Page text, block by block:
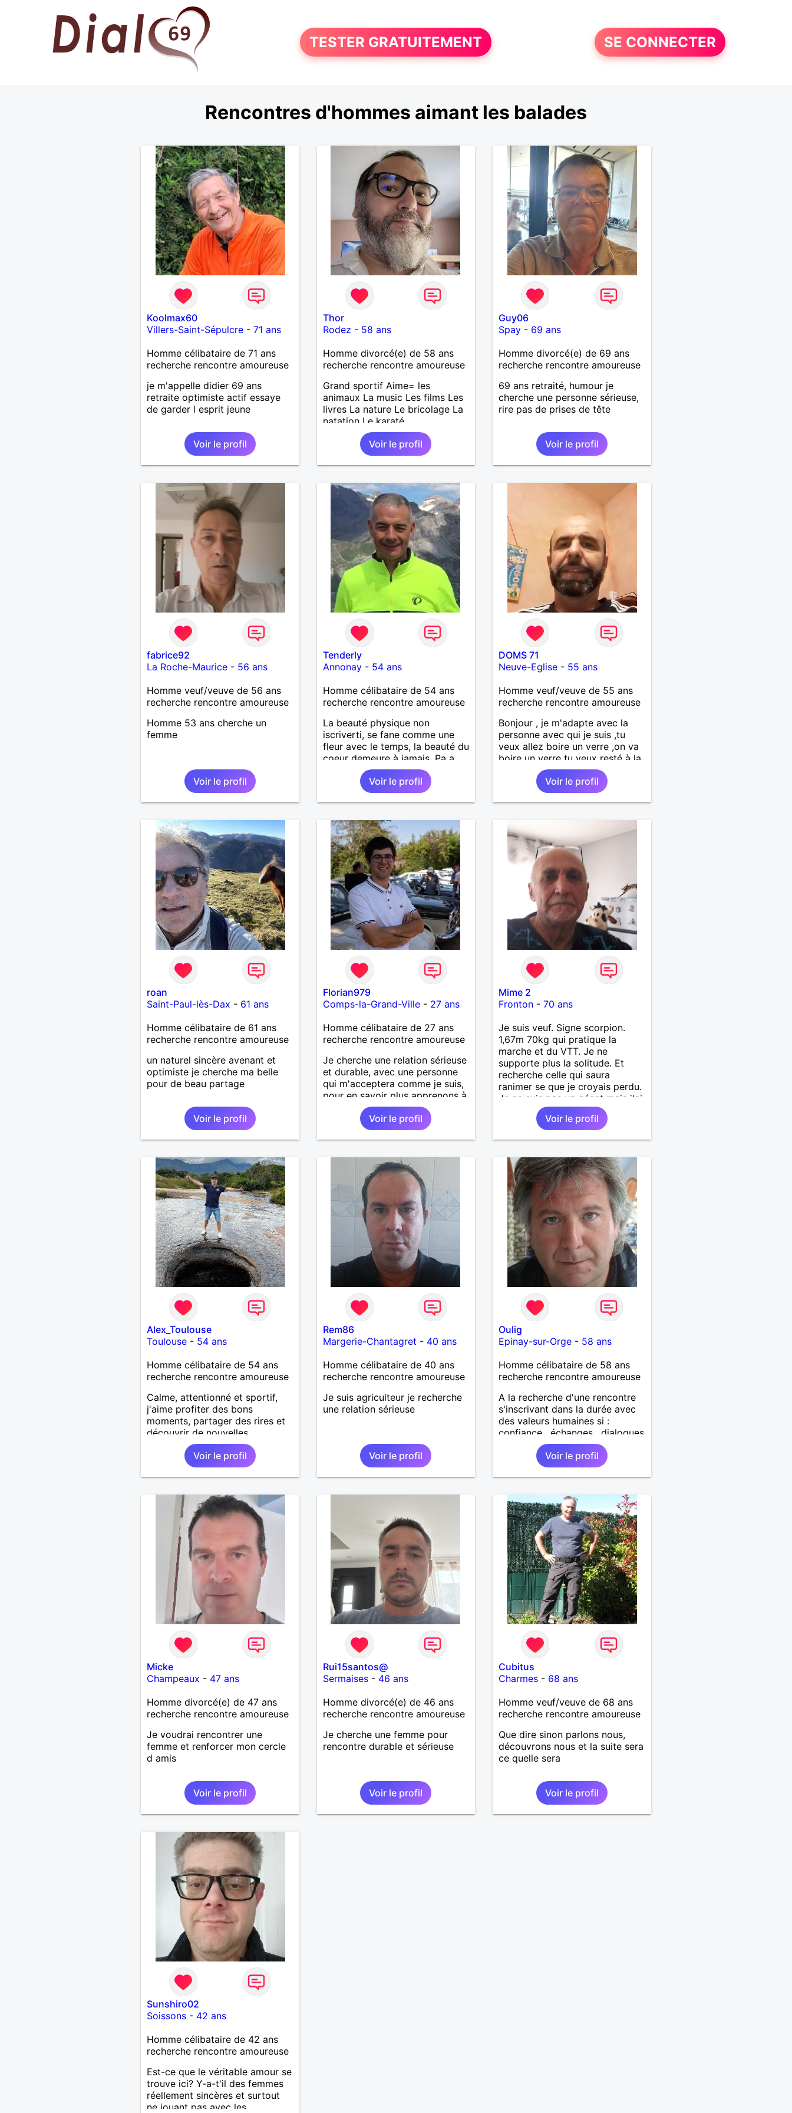
TESTER GRATUITEMENT SE CONNECTER
Rencontres d'hommes aimant les balades
Koolmax60
Villers-Saint-Sépulcre- 71 ans
Homme célibataire de 71 ans
recherche rencontre amoureuse
je m'appelle didier 69 ans
retraite optimiste actif essaye
de garder l esprit jeune
Voir le profil
Thor
Rodez - 58 ans
Homme divorcé(e) de 58 ans
recherche rencontre amoureuse
Grand sportif Aime= les
animaux La music Les films Les
livres La nature Le bricolage La
natation Le karaté
Voir le profil
Guy06
Spay - 69 ans
Homme divorcé(e) de 69 ans
recherche rencontre amoureuse
69 ans retraité, humour je
cherche une personne sérieuse,
rire pas de prises de tête
Voir le profil
fabrice92
La Roche-Maurice- 56 ans
Homme veuf/veuve de 56 ans
recherche rencontre amoureuse
Homme 53 ans cherche un
femme
Voir le profil
Tenderly
Annonay- 54 ans
Homme célibataire de 54 ans
recherche rencontre amoureuse
La beauté physique non
iscriverti, se fane comme une
fleur avec le temps, la beauté du
coeur demeure à jamais, Pa a
Voir le profil
DOMS 71
Neuve-Eglise - 55 ans
Homme veuf/veuve de 55 ans
recherche rencontre amoureuse
Bonjour , je m'adapte avec la
personne avec qui je suis ,tu
veux allez boire un verre ,on va
boire un verre tu veux resté à la
maison ,on reste
etc...l'important c'est d'etre
ensemble .j'aime me balader ,
faire du sport , regarder des film
par dessus tous rire
Voir le profil
roan
Saint-Paul-lès-Dax - 61 ans
Homme célibataire de 61 ans
recherche rencontre amoureuse
un naturel sincère avenant et
optimiste je cherche ma belle
pour de beau partage
Voir le profil
Florian979
Comps-la-Grand-Ville- 27 ans
Homme célibataire de 27 ans
recherche rencontre amoureuse
Je cherche une relation sérieuse
et durable, avec une personne
qui m'acceptera comme je suis,
pour en savoir plus apprenons à
nous connaître 🙂
Voir le profil
Mime 2
Fronton -70 ans
Je suis veuf. Signe scorpion.
1,67m 70kg qui pratique la
marche et du VTT. Je ne
supporte plus la solitude. Et
recherche celle qui saura
ranimer se que je croyais perdu.
Je ne suis pas un géant mais j'ai
un gros coeur. Je supporte pas
le mensonge l'hypocrisie. J'aime
la franchise et l'honnêteté. Les
contacter moi.
Voir le profil
Alex_Toulouse
Toulouse- 54 ans
Homme célibataire de 54 ans
recherche rencontre amoureuse
Calme, attentionné et sportif,
j'aime profiter des bons
moments, partager des rires et
découvrir de nouvelles
expériences. Sincère et à
l'écoute, je recherche une
personne avec qui construire
une belle complicité et une
Voir le profil
Rem86
Margerie-Chantagret - 40 ans
Homme célibataire de 40 ans
recherche rencontre amoureuse
Je suis agriculteur je recherche
une relation sérieuse
Voir le profil
Oulig
Epinay-sur-Orge - 58 ans
Homme célibataire de 58 ans
recherche rencontre amoureuse
A la recherche d'une rencontre
s'inscrivant dans la durée avec
des valeurs humaines si :
confiance , échanges , dialogues
, fidélité , partage .... vous
interpelle
Voir le profil
Micke
Champeaux - 47 ans
Homme divorcé(e) de 47 ans
recherche rencontre amoureuse
Je voudrai rencontrer une
femme et renforcer mon cercle
d amis
Voir le profil
Rui15santos@
Sermaises- 46 ans
Homme divorcé(e) de 46 ans
recherche rencontre amoureuse
Je cherche une femme pour
rencontre durable et sérieuse
Voir le profil
Cubitus
Charmes - 68 ans
Homme veuf/veuve de 68 ans
recherche rencontre amoureuse
Que dire sinon parlons nous,
découvrons nous et la suite sera
ce quelle sera
Voir le profil
Sunshiro02
Soissons- 42 ans
Homme célibataire de 42 ans
recherche rencontre amoureuse
Est-ce que le véritable amour se
trouve ici? Y-a-t'il des femmes
réellement sincères et surtout
ne jouant pas avec les